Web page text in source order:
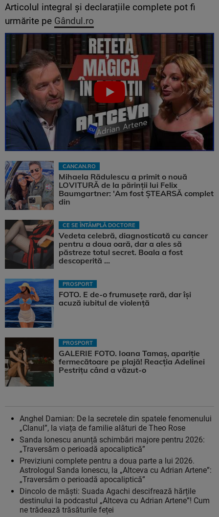
Articolul integral și declarațiile complete pot fi
urmărite pe Gândul.ro
CANCAN.RO
Mihaela Rădulescu a primit o nouă
LOVITURĂ de la părinții lui Felix
Baumgartner: 'Am fost ȘTEARSĂ complet
din
CE SE ÎNTÂMPLĂ DOCTORE
Vedeta celebră, diagnosticată cu cancer
pentru a doua oară, dar a ales să
păstreze totul secret. Boala a fost
descoperită ...
PROSPORT
FOTO. E de-o frumusețe rară, dar își
acuză iubitul de violență
PROSPORT
GALERIE FOTO. Ioana Tamaş, apariție
fermecătoare pe plajă! Reacția Adelinei
Pestrițu când a văzut-o
Anghel Damian: De la secretele din spatele fenomenului
„Clanul”, la viața de familie alături de Theo Rose
Sanda Ionescu anunță schimbări majore pentru 2026:
„Traversăm o perioadă apocaliptică”
Previziuni complete pentru a doua parte a lui 2026.
Astrologul Sanda Ionescu, la „Altceva cu Adrian Artene”:
„Traversăm o perioadă apocaliptică”
Dincolo de măști: Suada Agachi descifrează hărțile
destinului la podcastul „Altceva cu Adrian Artene”! Cum
ne trădează trăsăturile feței